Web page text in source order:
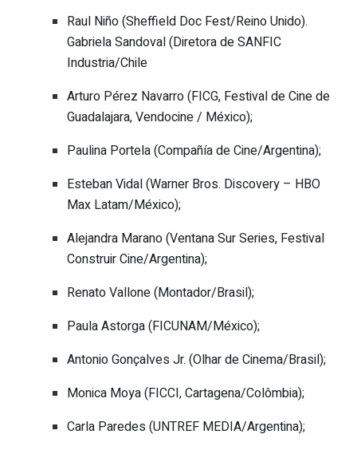
Raul Niño (Sheffield Doc Fest/Reino Unido).
Gabriela Sandoval (Diretora de SANFIC
Industria/Chile
Arturo Pérez Navarro (FICG, Festival de Cine de
Guadalajara, Vendocine / México);
Paulina Portela (Compañía de Cine/Argentina);
Esteban Vidal (Warner Bros. Discovery – HBO
Max Latam/México);
Alejandra Marano (Ventana Sur Series, Festival
Construir Cine/Argentina);
Renato Vallone (Montador/Brasil);
Paula Astorga (FICUNAM/México);
Antonio Gonçalves Jr. (Olhar de Cinema/Brasil);
Monica Moya (FICCI, Cartagena/Colômbia);
Carla Paredes (UNTREF MEDIA/Argentina);